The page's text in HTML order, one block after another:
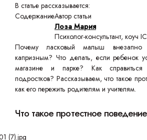
В статье рассказывается:
СодержаниеАвтор статьи
Лоза Мария
Психолог-консультант, коуч
Почему ласковый малыш
капризным? Что делать, если ребенок
магазине и парке? Как справиться
подростков? Рассказываем, что такое
как его пережить родителям и учителям.
Что такое протестное